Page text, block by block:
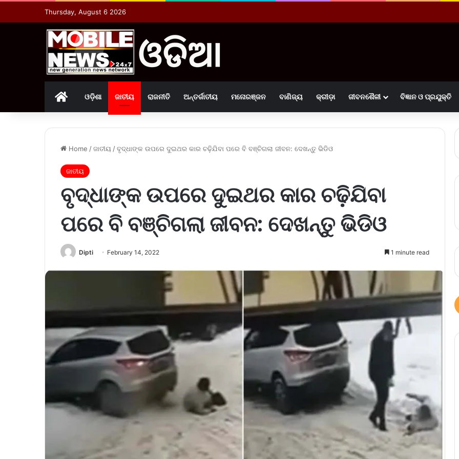
Thursday, August 6 2026
Homeଓଡ଼ିଶା ଜାତୀୟ ରାଜନୀତି ଅନ୍ତର୍ଜାତୀୟ ମନୋରଞ୍ଜନ ବାଣିଜ୍ୟ କ୍ରୀଡ଼ା ଜୀବନଶୈଳୀ ବିଜ୍ଞାନ ଓ ପ୍ରଯୁକ୍ତି
Home /ଜାତୀୟ /ବୃଦ୍ଧାଙ୍କ ଉପରେ ଦୁଇଥର କାର ଚଢ଼ିଯିବା ପରେ ବି ବଞ୍ଚିଗଲା ଜୀବନ: ଦେଖନ୍ତୁ ଭିଡିଓ
ଜାତୀୟ
ବୃଦ୍ଧାଙ୍କ ଉପରେ ଦୁଇଥର କାର ଚଢ଼ିଯିବା
ପରେ ବି ବଞ୍ଚିଗଲା ଜୀବନ: ଦେଖନ୍ତୁ ଭିଡିଓ
Dipti February 14, 2022 1 minute read